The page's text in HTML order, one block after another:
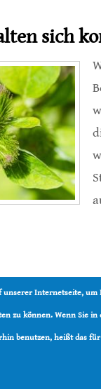
sich
unserer Internetseite,
zu können. Wenn Sie in
benutzen, heißt das